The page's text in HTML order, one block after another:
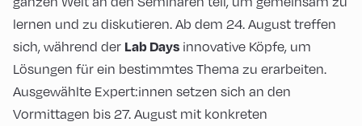
lernen und zu diskutieren. Ab dem 24. August treffen
sich, während der Lab Days innovative Köpfe, um
Lösungen für ein bestimmtes Thema zu erarbeiten.
Ausgewählte Expert:innen setzen sich an den
Vormittagen bis 27. August mit konkreten